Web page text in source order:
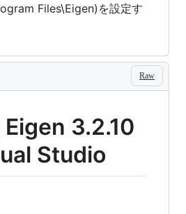
Files\Eigen)を設定す
Raw
3.2.10
Studio